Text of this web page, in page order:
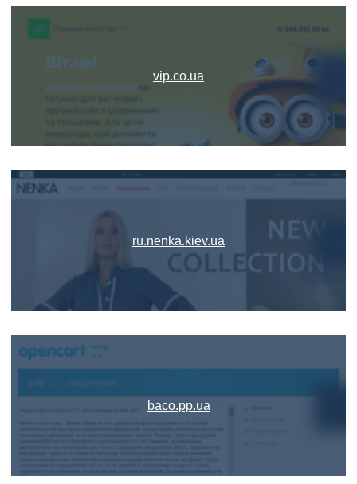
vip.co.ua
ru.nenka.kiev.ua
baco.pp.ua